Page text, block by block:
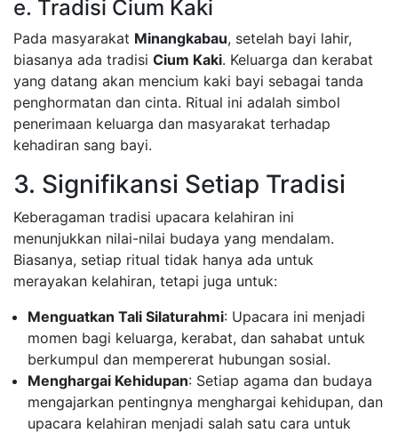
e. Tradisi Cium Kaki
Pada masyarakat Minangkabau, setelah bayi lahir,
biasanya ada tradisi Cium Kaki. Keluarga dan kerabat
yang datang akan mencium kaki bayi sebagai tanda
penghormatan dan cinta. Ritual ini adalah simbol
penerimaan keluarga dan masyarakat terhadap
kehadiran sang bayi.
3. Signifikansi Setiap Tradisi
Keberagaman tradisi upacara kelahiran ini
menunjukkan nilai-nilai budaya yang mendalam.
Biasanya, setiap ritual tidak hanya ada untuk
merayakan kelahiran, tetapi juga untuk:
Menguatkan Tali Silaturahmi: Upacara ini menjadi
momen bagi keluarga, kerabat, dan sahabat untuk
berkumpul dan mempererat hubungan sosial.
Menghargai Kehidupan: Setiap agama dan budaya
mengajarkan pentingnya menghargai kehidupan, dan
upacara kelahiran menjadi salah satu cara untuk